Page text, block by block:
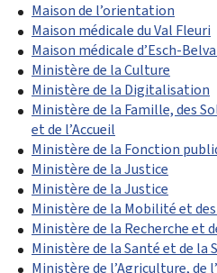
Maison de l’orientation
Maison médicale du Val Fleuri
Maison médicale d’Esch-
Ministère de la Culture
Ministère de la Digitalisation
Ministère de la Famille, des
et de l’Accueil
Ministère de la Fonction
Ministère de la Justice
Ministère de la Justice
Ministère de la Mobilité et
Ministère de la Recherche et
Ministère de la Santé et de la
Ministère de l’Agriculture, de